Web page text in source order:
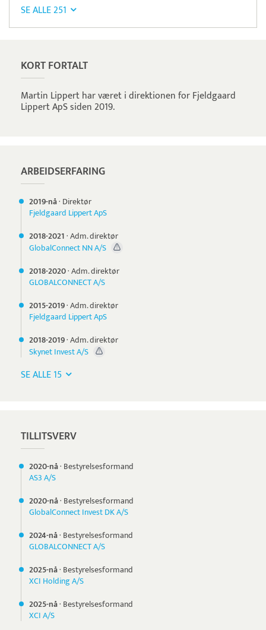
SE ALLE 251
KORT FORTALT
Martin Lippert har været i direktionen for Fjeldgaard
Lippert ApS siden 2019.
ARBEIDSERFARING
2019-nå· Direktør
Fjeldgaard Lippert ApS
2018-2021·Adm. direktør
GlobalConnect NN A/S
2018-2020·Adm. direktør
GLOBALCONNECT A/S
2015-2019·Adm. direktør
Fjeldgaard Lippert ApS
2018-2019·Adm. direktør
Skynet Invest A/S
SE ALLE 15
TILLITSVERV
2020-nå· Bestyrelsesformand
AS3 A/S
2020-nå· Bestyrelsesformand
GlobalConnect Invest DK A/S
2024-nå· Bestyrelsesformand
GLOBALCONNECT A/S
2025-nå· Bestyrelsesformand
XCI Holding A/S
2025-nå· Bestyrelsesformand
XCI A/S